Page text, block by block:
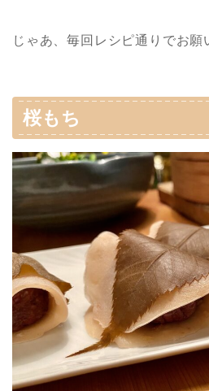
じゃあ、毎回レシピ通りでお願
桜もち